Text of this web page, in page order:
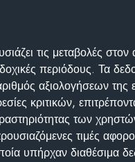
τις μεταβολές στον
περιόδους. Τα
αξιολογήσεων της
κριτικών,
των
τιμές
υπήρχαν διαθέσιμα